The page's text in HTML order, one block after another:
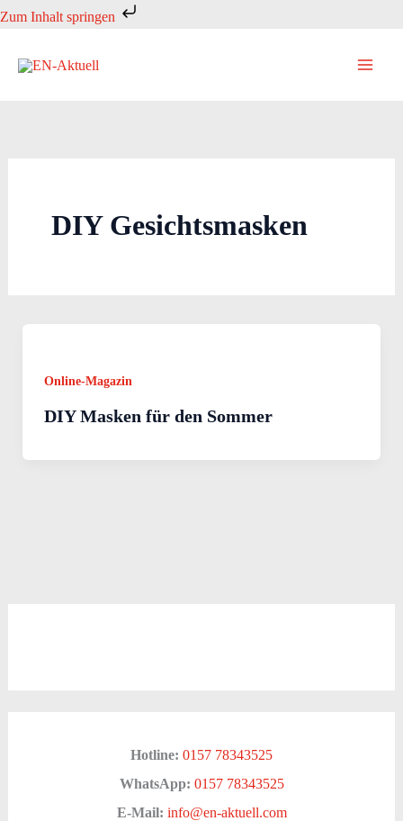
Zum Inhalt springen
Zum
springen
DIY Gesichtsmasken
Online-Magazin
DIY Masken für den Sommer
Hotline: 0157 78343525
WhatsApp: 0157 78343525
E-Mail: info@en-aktuell.com